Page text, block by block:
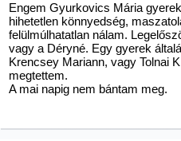
Engem Gyurkovics Mária
hihetetlen könnyedség,
felülmúlhatatlan nálam.
vagy a Déryné. Egy gyerek
Krencsey Mariann, vagy Tolnai
megtettem.
A mai napig nem bántam meg.